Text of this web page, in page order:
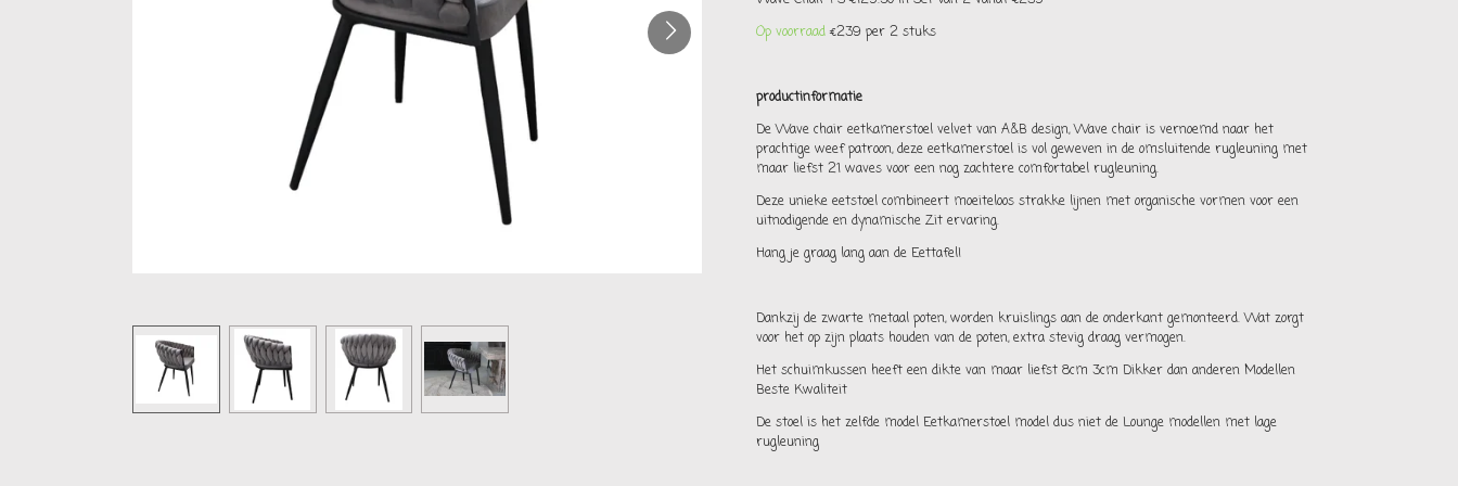
Op voorraad €239 per 2 stuks
productinformatie
De Wave chair eetkamerstoel velvet van A&B design, Wave chair is vernoemd naar het
prachtige weef patroon, deze eetkamerstoel is vol geweven in de omsluitende rugleuning met
maar liefst 21 waves voor een nog zachtere comfortabel rugleuning.
Deze unieke eetstoel combineert moeiteloos strakke lijnen met organische vormen voor een
uitnodigende en dynamische Zit ervaring.
Hang je graag lang aan de Eettafel!
Dankzij de zwarte metaal poten, worden kruislings aan de onderkant gemonteerd. Wat zorgt
voor het op zijn plaats houden van de poten, extra stevig draag vermogen.
Het schuimkussen heeft een dikte van maar liefst 8cm 3cm Dikker dan anderen Modellen
Beste Kwaliteit
De stoel is het zelfde model Eetkamerstoel model dus niet de Lounge modellen met lage
rugleuning